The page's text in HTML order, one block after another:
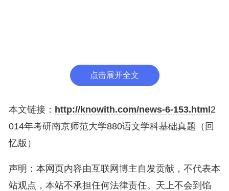
A.散文集 B. 短篇小说集 C.中篇小说 D.长篇小说
A.《春明外史》《啼笑因缘》《结婚十年》 B.
《啼笑因缘》《八十一猛》《金钗记》 C. 《五子登
《春明外史》《啼笑因缘》
点击展开全文
本文链接： http://knowith.com/news-6-153.html 2
014年考研南京师范大学880语文学科基础真题（回
忆版）
声明：本网页内容由互联网博主自发贡献，不代表本
站观点，本站不承担任何法律责任。天上不会到馅